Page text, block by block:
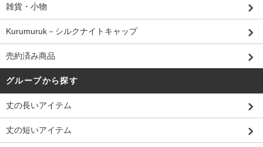
雑貨・小物
Kurumuruk－シルクナイトキャップ
売約済み商品
グループから探す
丈の長いアイテム
丈の短いアイテム